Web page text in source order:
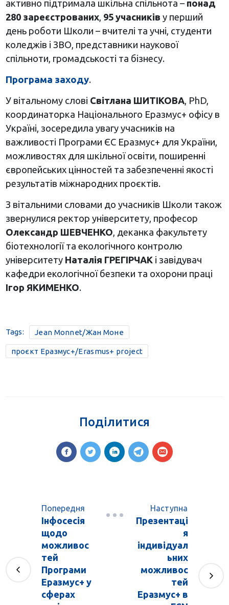
активно підтримала шкільна спільнота – понад
280 зареєстрованих, 95 учасників у перший
день роботи Школи – вчителі та учні, студенти
коледжів і ЗВО, представники наукової
спільноти, громадськості та бізнесу.
Програма заходу.
У вітальному слові Світлана ШИТІКОВА, PhD,
координаторка Національного Еразмус+ офісу в
Україні, зосередила увагу учасників на
важливості Програми ЄС Еразмус+ для України,
можливостях для шкільної освіти, поширенні
європейських цінностей та забезпеченні якості
результатів міжнародних проєктів.
З вітальними словами до учасників Школи також
звернулися ректор університету, професор
Олександр ШЕВЧЕНКО , деканка факультету
біотехнології та екологічного контролю
університету Наталія ГРЕГІРЧАКі завідувач
кафедри екологічної безпеки та охорони праці
Ігор ЯКИМЕНКО.
Tags: Jean Monnet/Жан Моне
проєкт Еразмус+/Erasmus+ project
Поділитися
Попередня
Інфосесія
щодо
можливос
тей
Програми
Еразмус+ у
сферах
Наступна
Презентаці
я
індивідуал
ьних
можливос
тей
Еразмус+ в